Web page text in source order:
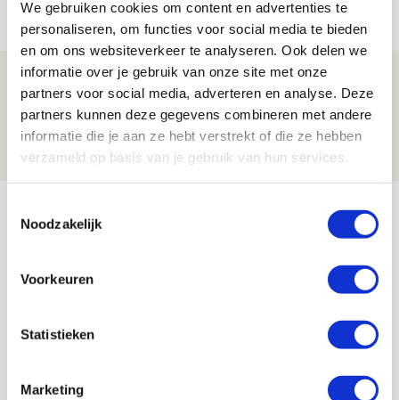
We gebruiken cookies om content en advertenties te
personaliseren, om functies voor social media te bieden
en om ons websiteverkeer te analyseren. Ook delen we
informatie over je gebruik van onze site met onze
partners voor social media, adverteren en analyse. Deze
partners kunnen deze gegevens combineren met andere
informatie die je aan ze hebt verstrekt of die ze hebben
verzameld op basis van je gebruik van hun services.
Noodzakelijk
Voorkeuren
Statistieken
Marketing
FOTOVERSLAG
Míchel niet blij met resultaat en spel
na rust: ‘De focus nam af’
07 AUGUSTUS 2026 - 08:30
NIEUWS
AGENDA
Selectiedag ballenjongens/-meiden
SEP